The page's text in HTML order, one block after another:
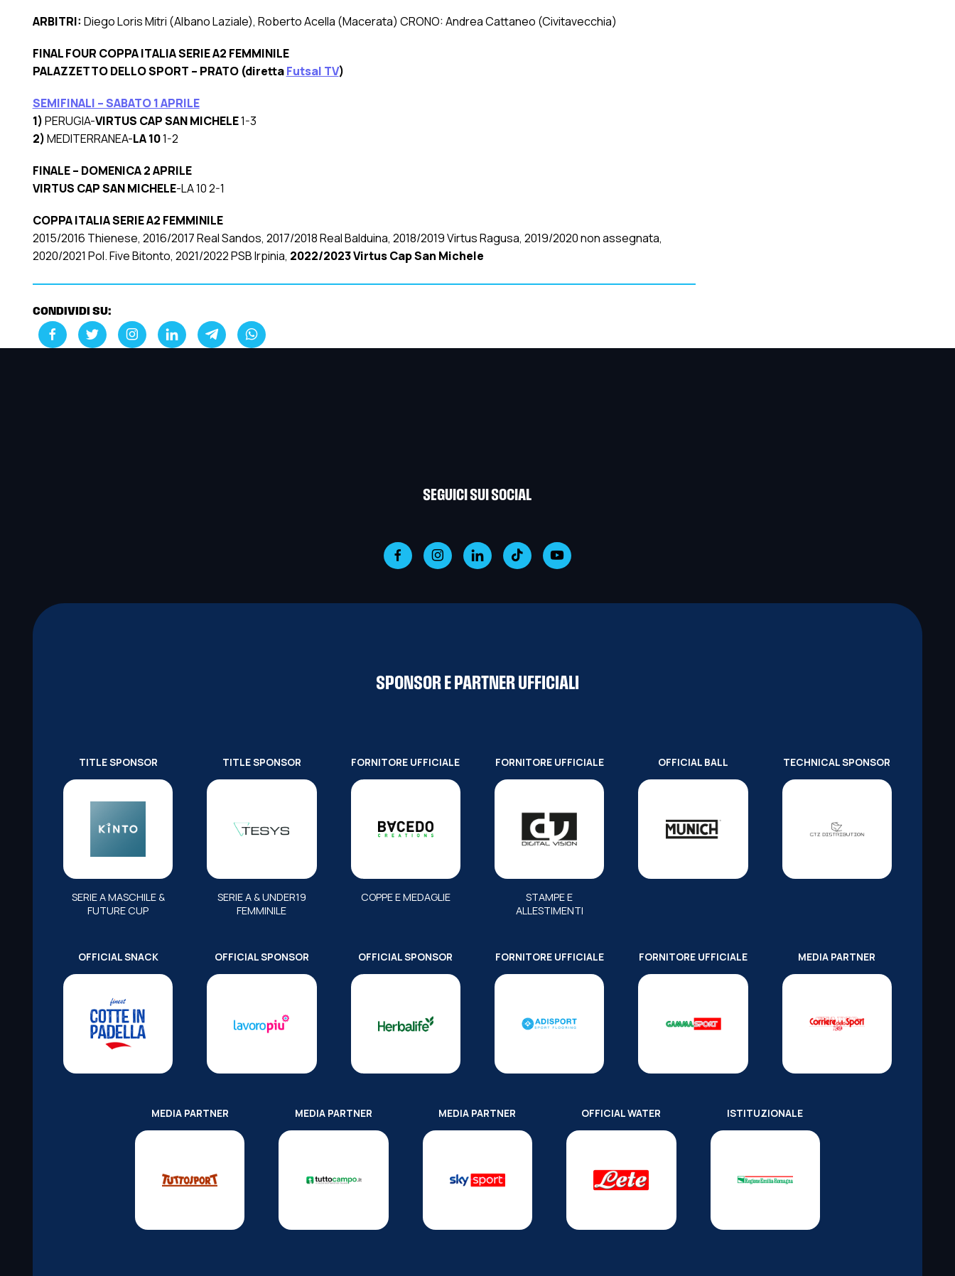
ARBITRI: Diego Loris Mitri (Albano Laziale), Roberto Acella (Macerata) CRONO: Andrea Cattaneo (Civitavecchia)
FINAL FOUR COPPA ITALIA SERIE A2 FEMMINILE
PALAZZETTO DELLO SPORT – PRATO (direttaFutsal TV)
SEMIFINALI – SABATO 1 APRILE
1)PERUGIA-VIRTUS CAP SAN MICHELE1-3
2)MEDITERRANEA-LA 101-2
FINALE – DOMENICA 2 APRILE
VIRTUS CAP SAN MICHELE-LA 10 2-1
COPPA ITALIA SERIE A2 FEMMINILE
2015/2016 Thienese, 2016/2017 Real Sandos, 2017/2018 Real Balduina, 2018/2019 Virtus Ragusa, 2019/2020 non assegnata,
2020/2021 Pol. Five Bitonto, 2021/2022 PSB Irpinia, 2022/2023 Virtus Cap San Michele
CONDIVIDI SU:
SEGUICI SUI SOCIAL
SPONSOR E PARTNER UFFICIALI
TITLE SPONSOR
SERIE A MASCHILE &
FUTURE CUP
TITLE SPONSOR
SERIE A & UNDER19
FEMMINILE
FORNITORE UFFICIALE
COPPE E MEDAGLIE
FORNITORE UFFICIALE
STAMPE E
ALLESTIMENTI
OFFICIAL BALL TECHNICAL SPONSOR
OFFICIAL SNACK OFFICIAL SPONSOR OFFICIAL SPONSOR FORNITORE UFFICIALE FORNITORE UFFICIALE MEDIA PARTNER
MEDIA PARTNER MEDIA PARTNER MEDIA PARTNER OFFICIAL WATER ISTITUZIONALE